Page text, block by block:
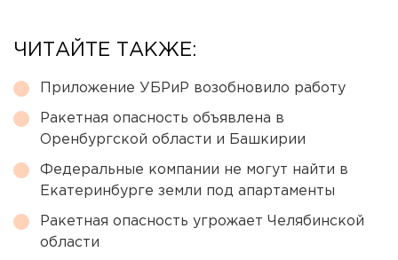
ЧИТАЙТЕ ТАКЖЕ:
Приложение УБРиР возобновило работу
Ракетная опасность объявлена в
Оренбургской области и Башкирии
Федеральные компании не могут найти в
Екатеринбурге земли под апартаменты
Ракетная опасность угрожает Челябинской
области